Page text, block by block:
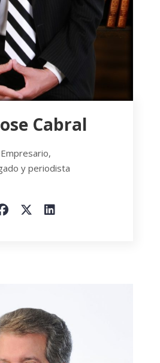
Cabral
Empresario,
y periodista